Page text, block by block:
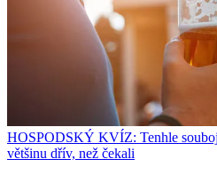
HOSPODSKÝ KVÍZ: Tenhle
většinu dřív, než čekali